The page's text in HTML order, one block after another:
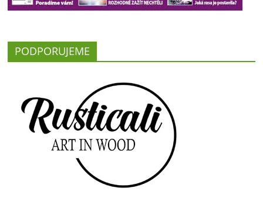
PODPORUJEME